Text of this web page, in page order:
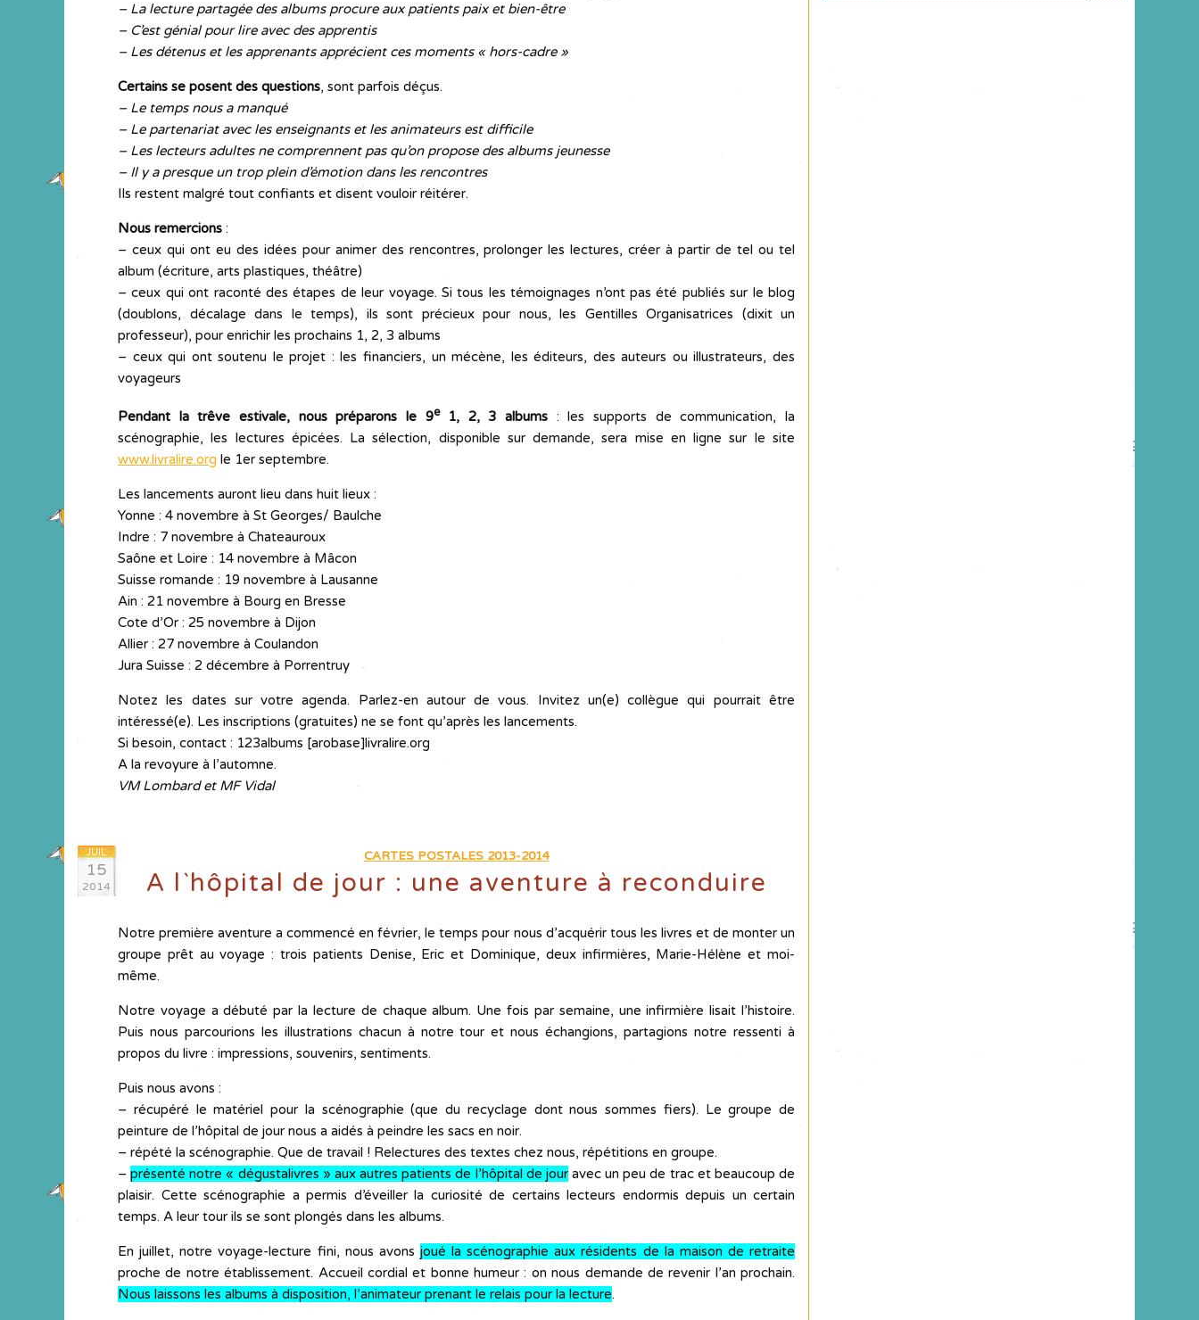
– La lecture partagée des albums procure aux patients paix et bien-être
– C’est génial pour lire avec des apprentis
– Les détenus et les apprenants apprécient ces moments « hors-cadre »
Certains se posent des questions, sont parfois déçus.
– Le temps nous a manqué
– Le partenariat avec les enseignants et les animateurs est difficile
– Les lecteurs adultes ne comprennent pas qu’on propose des albums jeunesse
– Il y a presque un trop plein d’émotion dans les rencontres
Ils restent malgré tout confiants et disent vouloir réitérer.
Nous remercions :
– ceux qui ont eu des idées pour animer des rencontres, prolonger les lectures, créer à partir de tel ou tel
album (écriture, arts plastiques, théâtre)
– ceux qui ont raconté des étapes de leur voyage. Si tous les témoignages n’ont pas été publiés sur le blog
(doublons, décalage dans le temps), ils sont précieux pour nous, les Gentilles Organisatrices (dixit un
professeur), pour enrichir les prochains 1, 2, 3 albums
– ceux qui ont soutenu le projet : les financiers, un mécène, les éditeurs, des auteurs ou illustrateurs, des
voyageurs
Pendant la trêve estivale, nous préparons le 9e1, 2, 3 albums : les supports de communication, la
scénographie, les lectures épicées. La sélection, disponible sur demande, sera mise en ligne sur le site
www.livralire.org le 1er septembre.
Les lancements auront lieu dans huit lieux :
Yonne : 4 novembre à St Georges/ Baulche
Indre : 7 novembre à Chateauroux
Saône et Loire : 14 novembre à Mâcon
Suisse romande : 19 novembre à Lausanne
Ain : 21 novembre à Bourg en Bresse
Cote d’Or : 25 novembre à Dijon
Allier : 27 novembre à Coulandon
Jura Suisse : 2 décembre à Porrentruy
Notez les dates sur votre agenda. Parlez-en autour de vous. Invitez un(e) collègue qui pourrait être
intéressé(e). Les inscriptions (gratuites) ne se font qu’après les lancements.
Si besoin, contact : 123albums [arobase]livralire.org
A la revoyure à l’automne.
VM Lombard et MF Vidal
JUIL
15
2014
CARTES POSTALES 2013-2014
A l`hôpital de jour : une aventure à reconduire
Notre première aventure a commencé en février, le temps pour nous d’acquérir tous les livres et de monter un
groupe prêt au voyage : trois patients Denise, Eric et Dominique, deux infirmières, Marie-Hélène et moi-
même.
Notre voyage a débuté par la lecture de chaque album. Une fois par semaine, une infirmière lisait l’histoire.
Puis nous parcourions les illustrations chacun à notre tour et nous échangions, partagions notre ressenti à
propos du livre : impressions, souvenirs, sentiments.
Puis nous avons :
– récupéré le matériel pour la scénographie (que du recyclage dont nous sommes fiers). Le groupe de
peinture de l’hôpital de jour nous a aidés à peindre les sacs en noir.
– répété la scénographie. Que de travail ! Relectures des textes chez nous, répétitions en groupe.
–présenté notre « dégustalivres » aux autres patients de l’hôpital de jouravec un peu de trac et beaucoup de
plaisir. Cette scénographie a permis d’éveiller la curiosité de certains lecteurs endormis depuis un certain
temps. A leur tour ils se sont plongés dans les albums.
En juillet, notre voyage-lecture fini, nous avons joué la scénographie aux résidents de la maison de retraite
proche de notre établissement. Accueil cordial et bonne humeur : on nous demande de revenir l’an prochain.
Nous laissons les albums à disposition, l’animateur prenant le relais pour la lecture.